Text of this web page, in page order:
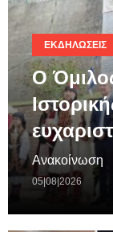
ΕΚΔΗΛΏΣΕΙΣ
Ο
Ανακοίνωση
05|08|2026